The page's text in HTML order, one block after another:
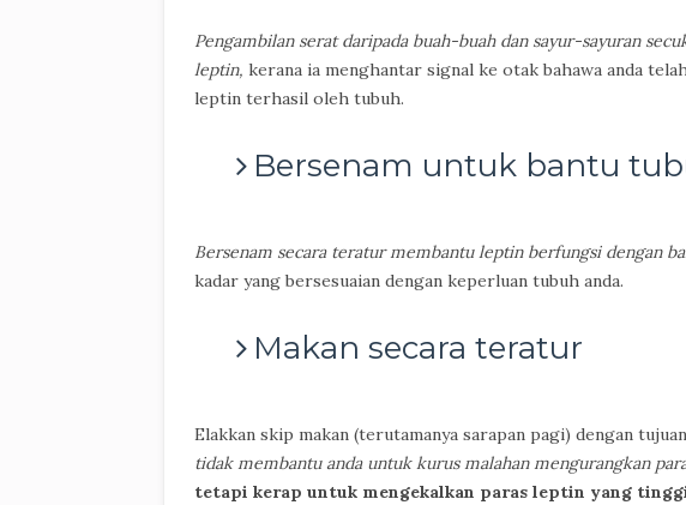
Pengambilan serat daripada buah-buah dan sayur-sayuran
leptin, kerana ia menghantar signal ke otak bahawa anda
leptin terhasil oleh tubuh.
Bersenam untuk bantu
Bersenam secara teratur membantu leptin berfungsi dengan
kadar yang bersesuaian dengan keperluan tubuh anda.
Makan secara teratur
Elakkan skip makan (terutamanya sarapan pagi) dengan
tidak membantu anda untuk kurus malahan mengurangkan
tetapi kerap untuk mengekalkan paras leptin yang